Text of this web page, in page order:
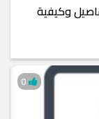
وكيفية